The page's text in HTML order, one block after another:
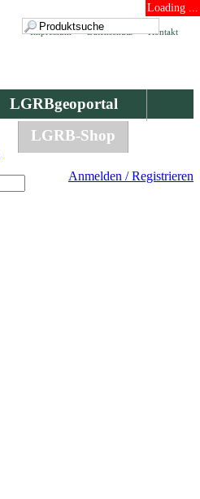
Loading ...
Kontakt
Datenschutz
Impressum
LGRBgeoportal
LGRB-Shop
Anmelden / Registrieren